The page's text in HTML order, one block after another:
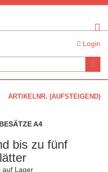
Login
ARTIKELNR. (AUFSTEIGEND)
A4
bis zu fünf
auf Lager